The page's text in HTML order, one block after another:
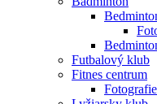
Futbalový klub
Fitnes centrum